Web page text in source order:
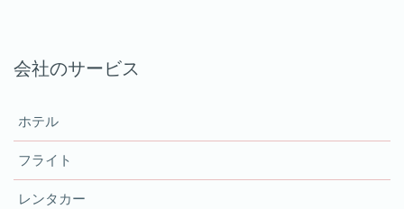
会社のサービス
ホテル
フライト
レンタカー